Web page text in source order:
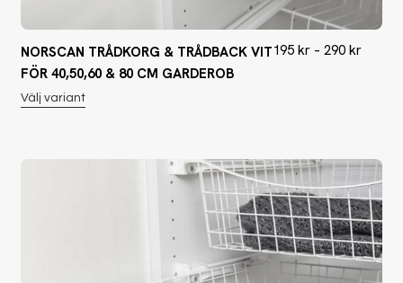
NORSCAN TRÅDKORG & TRÅDBACK VIT
FÖR 40,50,60 & 80 CM GARDEROB
Välj variant
195 kr – 290 kr